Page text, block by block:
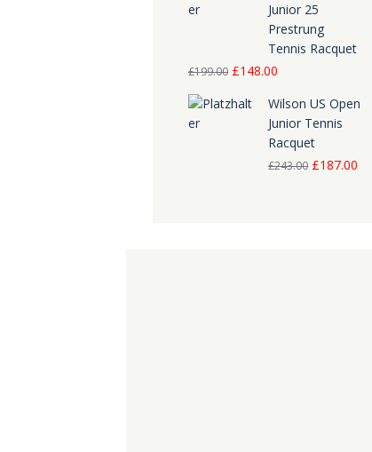
Junior 25
Prestrung
Tennis Racquet
£199.00 Ursprünglicher
Preis
£199.00
£148.00Aktueller
Preis
ist:
£148.00.
Wilson US Open
Junior Tennis
Racquet
£243.00 £187.00